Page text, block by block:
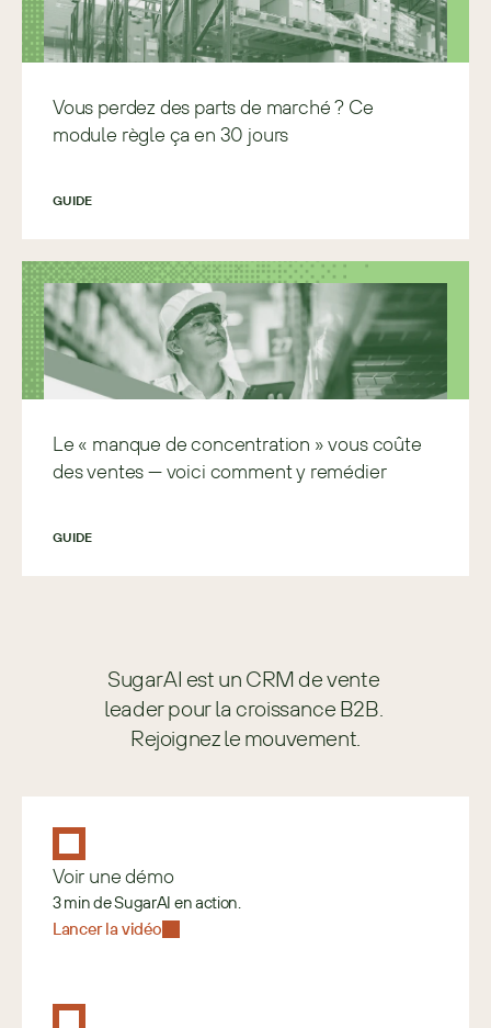
Vous perdez des parts de marché ? Ce
module règle ça en 30 jours
GUIDE
Le « manque de concentration » vous coûte
des ventes — voici comment y remédier
GUIDE
SugarAI est un CRM de vente
leader pour la croissance B2B.
Rejoignez le mouvement.
Voir une démo
3 min de SugarAI en action.
Lancer la vidéo